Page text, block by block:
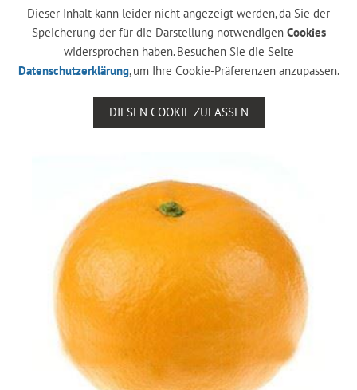
Dieser Inhalt kann leider nicht angezeigt werden, da Sie der
Speicherung der für die Darstellung notwendigen Cookies
widersprochen haben. Besuchen Sie die Seite
Datenschutzerklärung, um Ihre Cookie-Präferenzen anzupassen.
DIESEN COOKIE ZULASSEN